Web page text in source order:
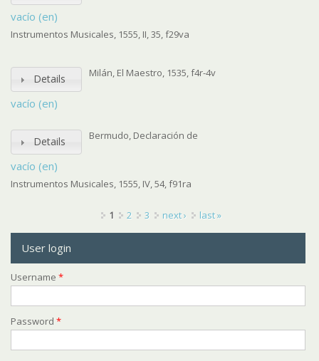
vacío (en)
Instrumentos Musicales, 1555, II, 35, f29va
Details
vacío (en)
Milán, El Maestro, 1535, f4r-4v
Details
vacío (en)
Bermudo, Declaración de
Instrumentos Musicales, 1555, IV, 54, f91ra
1 2 3 next › last »
User login
Username *
Password *